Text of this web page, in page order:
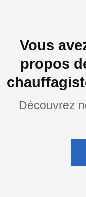
Vous
propos
Découvrez